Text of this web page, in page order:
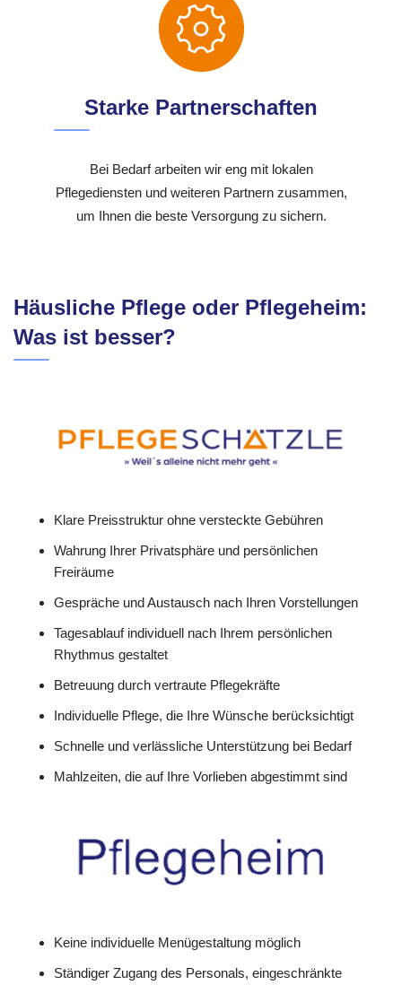
Starke Partnerschaften
Bei Bedarf arbeiten wir eng mit lokalen
Pflegediensten und weiteren Partnern zusammen,
um Ihnen die beste Versorgung zu sichern.
Häusliche Pflege oder Pflegeheim:
Was ist besser?
Klare Preisstruktur ohne versteckte Gebühren
Wahrung Ihrer Privatsphäre und persönlichen
Freiräume
Gespräche und Austausch nach Ihren Vorstellungen
Tagesablauf individuell nach Ihrem persönlichen
Rhythmus gestaltet
Betreuung durch vertraute Pflegekräfte
Individuelle Pflege, die Ihre Wünsche berücksichtigt
Schnelle und verlässliche Unterstützung bei Bedarf
Mahlzeiten, die auf Ihre Vorlieben abgestimmt sind
Keine individuelle Menügestaltung möglich
Ständiger Zugang des Personals, eingeschränkte